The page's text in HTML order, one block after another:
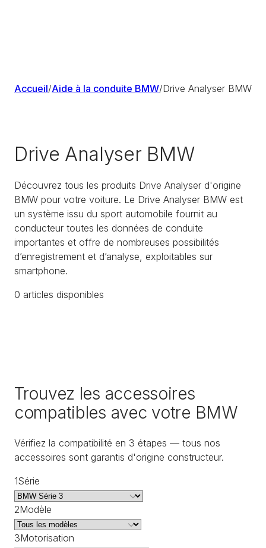
Accueil/Aide à la conduite BMW/Drive Analyser BMW
Drive Analyser BMW
Découvrez tous les produits Drive Analyser d'origine
BMW pour votre voiture. Le Drive Analyser BMW est
un système issu du sport automobile fournit au
conducteur toutes les données de conduite
importantes et offre de nombreuses possibilités
d’enregistrement et d’analyse, exploitables sur
smartphone.
0 articles disponibles
Trouvez les accessoires
compatibles avec votre BMW
Vérifiez la compatibilité en 3 étapes — tous nos
accessoires sont garantis d'origine constructeur.
1Série
2Modèle
3Motorisation